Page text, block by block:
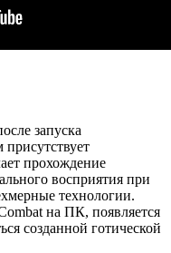
запуска
прохождение
восприятия при
технологии.
на ПК, появляется
созданной готической